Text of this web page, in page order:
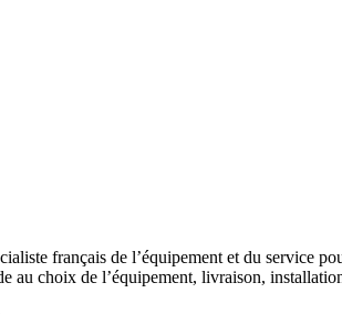
français de l’équipement et du service
au choix de l’équipement, livraison,